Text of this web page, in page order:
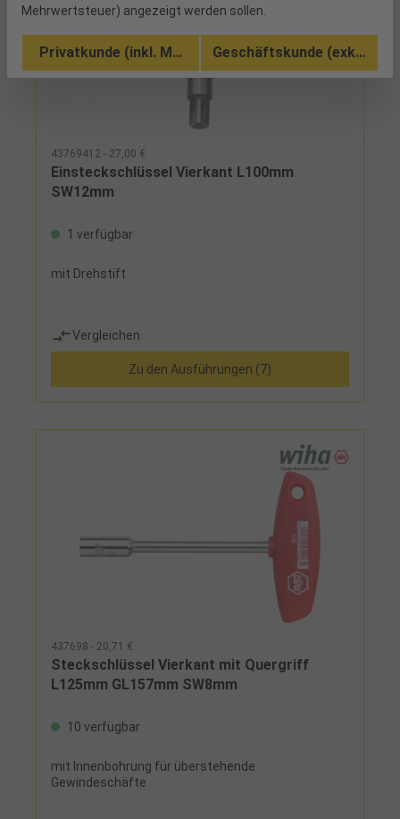
43769412 - 27,00 €
Einsteckschlüssel Vierkant L100mm
SW12mm
1 verfügbar
mit Drehstift
Vergleichen
Zu den Ausführungen (7)
437698 - 20,71 €
Steckschlüssel Vierkant mit Quergriff
L125mm GL157mm SW8mm
10 verfügbar
mit Innenbohrung für überstehende
Gewindeschäfte
Mehrwertsteuer) angezeigt werden sollen.
Privatkunde (inkl. MwSt.) Geschäftskunde (exkl.